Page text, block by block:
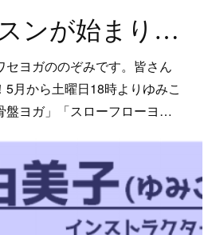
新しいレッスンが始まります(ゆみこ先生)
セヨガののぞみです。皆さん
月から土曜日18時よりゆみこ
盤ヨガ」「スローフローヨ…